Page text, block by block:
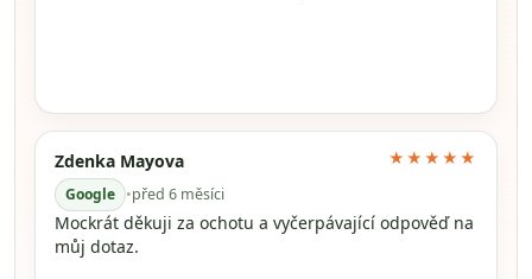
Zdenka Mayova
Google •před 6 měsíci
★★★★★
Mockrát děkuji za ochotu a vyčerpávající odpověď na
můj dotaz.